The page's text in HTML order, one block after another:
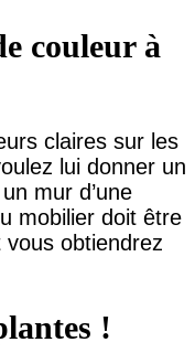
couleur à
claires sur les
lui donner un
mur d’une
mobilier doit être
obtiendrez
!